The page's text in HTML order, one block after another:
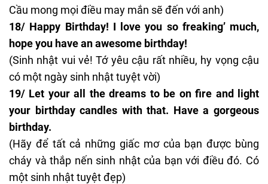
Cầu mong mọi điều may mắn sẽ đến với anh)
18/ Happy Birthday! I love you so freaking’ much,
hope you have an awesome birthday!
(Sinh nhật vui vẻ! Tớ yêu cậu rất nhiều, hy vọng cậu
có một ngày sinh nhật tuyệt vời)
19/ Let your all the dreams to be on fire and light
your birthday candles with that. Have a gorgeous
birthday.
(Hãy để tất cả những giấc mơ của bạn được bùng
cháy và thắp nến sinh nhật của bạn với điều đó. Có
một sinh nhật tuyệt đẹp)